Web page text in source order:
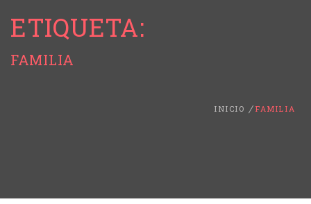
ETIQUETA:
FAMILIA
INICIO FAMILIA